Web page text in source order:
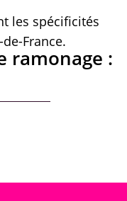
les spécificités
France.
ramonage :